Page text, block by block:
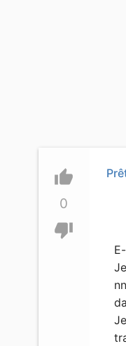
thumb_up
0
thumb_down